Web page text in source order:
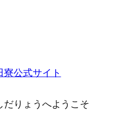
寮公式サイト
だりょうへようこそ